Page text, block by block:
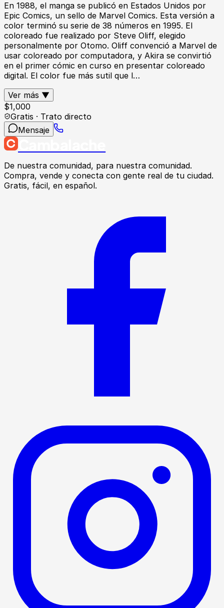
En 1988, el manga se publicó en Estados Unidos por
Epic Comics, un sello de Marvel Comics. Esta versión a
color terminó su serie de 38 números en 1995. El
coloreado fue realizado por Steve Oliff, elegido
personalmente por Otomo. Oliff convenció a Marvel de
usar coloreado por computadora, y Akira se convirtió
en el primer cómic en curso en presentar coloreado
digital. El color fue más sutil que l…
Ver más ▼
$1,000
Gratis · Trato directo
Mensaje
De nuestra comunidad, para nuestra comunidad.
Compra, vende y conecta con gente real de tu ciudad.
Gratis, fácil, en español.